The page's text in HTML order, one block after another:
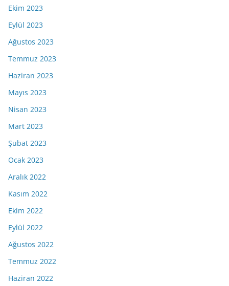
Ekim 2023
Eylül 2023
Ağustos 2023
Temmuz 2023
Haziran 2023
Mayıs 2023
Nisan 2023
Mart 2023
Şubat 2023
Ocak 2023
Aralık 2022
Kasım 2022
Ekim 2022
Eylül 2022
Ağustos 2022
Temmuz 2022
Haziran 2022